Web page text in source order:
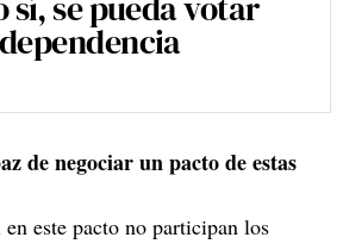
de negociar un pacto de estas
este pacto no participan los